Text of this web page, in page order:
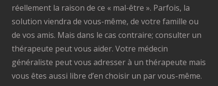
réellement la raison de ce « mal-être ». Parfois, la
solution viendra de vous-même, de votre famille ou
de vos amis. Mais dans le cas contraire; consulter un
thérapeute peut vous aider. Votre médecin
généraliste peut vous adresser à un thérapeute mais
vous êtes aussi libre d’en choisir un par vous-même.